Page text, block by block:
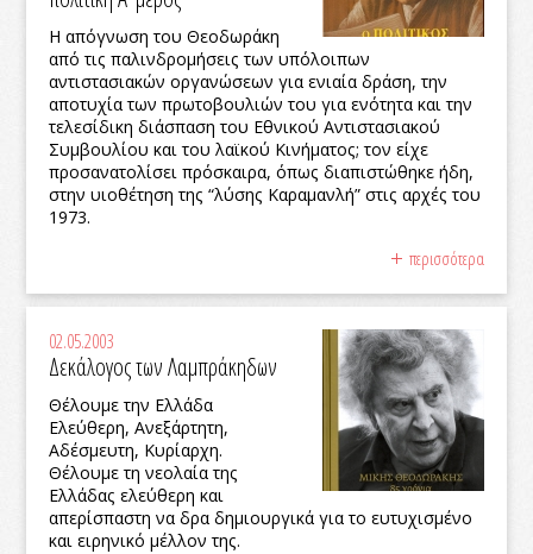
Η απόγνωση του Θεοδωράκη
από τις παλινδρομήσεις των υπόλοιπων
αντιστασιακών οργανώσεων για ενιαία δράση, την
αποτυχία των πρωτοβουλιών του για ενότητα και την
τελεσίδικη διάσπαση του Εθνικού Αντιστασιακού
Συμβουλίου και του λαϊκού Κινήματος; τον είχε
προσανατολίσει πρόσκαιρα, όπως διαπιστώθηκε ήδη,
στην υιοθέτηση της “λύσης Καραμανλή” στις αρχές του
1973.
περισσότερα
02.05.2003
Δεκάλογος των Λαμπράκηδων
Θέλουμε την Ελλάδα
Ελεύθερη, Ανεξάρτητη,
Αδέσμευτη, Κυρίαρχη.
Θέλουμε τη νεολαία της
Ελλάδας ελεύθερη και
απερίσπαστη να δρα δημιουργικά για το ευτυχισμένο
και ειρηνικό μέλλον της.